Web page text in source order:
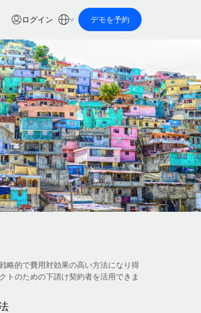
ログイン デモを予約
略的で費用対効果の高い方法になり得
トのための下請け契約者を活用できま